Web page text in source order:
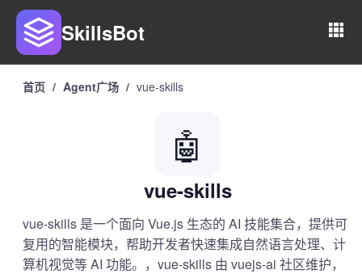
SkillsBot
首页 / Agent广场 / vue-skills
🤖
vue-skills
vue-skills 是一个面向 Vue.js 生态的 AI 技能集合，提供可
复用的智能模块，帮助开发者快速集成自然语言处理、计
算机视觉等 AI 功能。，vue-skills 由 vuejs-ai 社区维护，